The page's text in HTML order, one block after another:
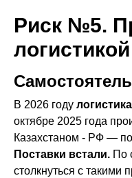
Риск №5.
логистикой
В 2026 году
октябре 2025 года
Казахстаном - РФ —
Поставки встали. По
столкнуться с такими